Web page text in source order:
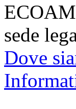
sede
Dove